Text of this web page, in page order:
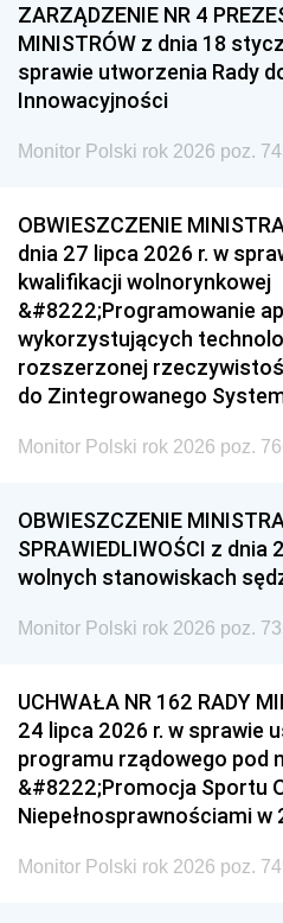
ZARZĄDZENIE NR 4
MINISTRÓW z dnia 18
sprawie utworzenia Rady
Innowacyjności
Monitor Polski rok 2026 poz.
OBWIESZCZENIE
dnia 27 lipca 2026 r. w
kwalifikacji wolnorynkowej
&#8222;Programowanie
wykorzystujących
rozszerzonej
do Zintegrowanego
Monitor Polski rok 2026 poz.
OBWIESZCZENIE
SPRAWIEDLIWOŚCI z dnia
wolnych stanowiskach
Monitor Polski rok 2026 poz.
UCHWAŁA NR 162 RADY
24 lipca 2026 r. w sprawie
programu rządowego pod
&#8222;Promocja Sportu
Niepełnosprawnościami w
Monitor Polski rok 2026 poz.